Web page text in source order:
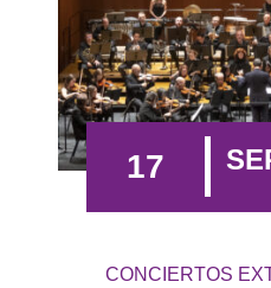
17
CONCIERTOS